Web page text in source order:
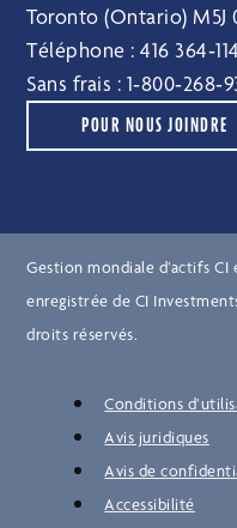
Toronto (Ontario) M5J
Téléphone :416
Sans frais :
POUR NOUS JOINDRE
Gestion mondiale d’actifs
enregistrée de CI
droits réservés.
Conditions
Avis juridiques
Avis de
Accessibilité